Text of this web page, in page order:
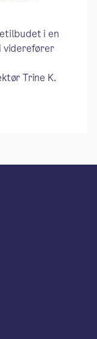
i en
viderefører
Trine K.